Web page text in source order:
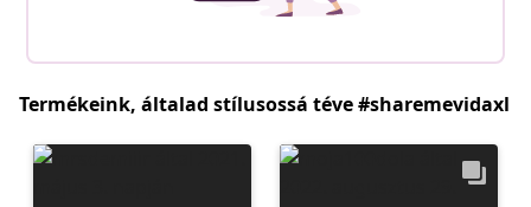
Termékeink, általad stílusossá téve #sharemevidaxl